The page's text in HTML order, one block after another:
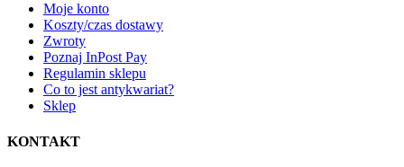
Moje konto
Koszty/czas dostawy
Zwroty
Poznaj InPost Pay
Regulamin sklepu
Co to jest antykwariat?
Sklep
KONTAKT